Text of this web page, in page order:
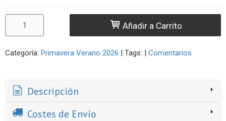
Añadir a Carrito
Categoría: Primavera Verano 2026 | Tags: | Comentarios
Descripción
Costes de Envío